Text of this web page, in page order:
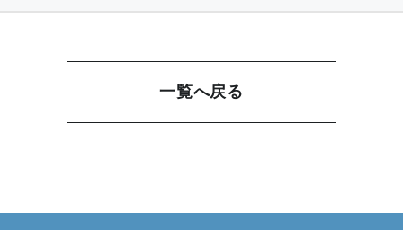
一覧へ戻る